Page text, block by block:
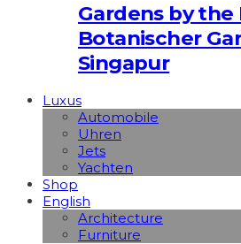
Gardens by the
Botanischer
Singapur
Luxus
Automobile
Uhren
Jets
Yachten
Shop
English
Architecture
Furniture